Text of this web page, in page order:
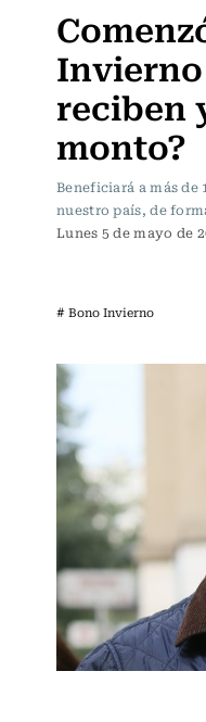
Invierno
reciben
monto?
Beneficiará a más
nuestro país, de
Lunes 5 de mayo de
# Bono Invierno